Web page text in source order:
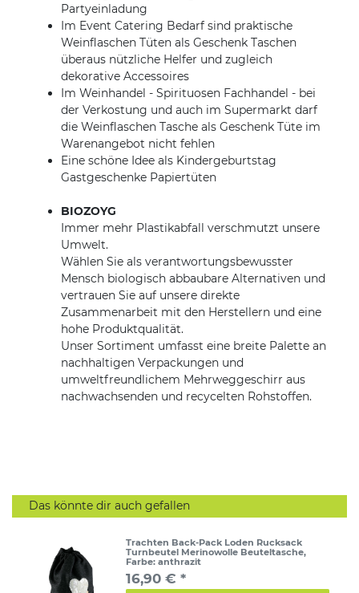
Partyeinladung
Im Event Catering Bedarf sind praktische
Weinflaschen Tüten als Geschenk Taschen
überaus nützliche Helfer und zugleich
dekorative Accessoires
Im Weinhandel - Spirituosen Fachhandel - bei
der Verkostung und auch im Supermarkt darf
die Weinflaschen Tasche als Geschenk Tüte im
Warenangebot nicht fehlen
Eine schöne Idee als Kindergeburtstag
Gastgeschenke Papiertüten
BIOZOYG
Immer mehr Plastikabfall verschmutzt unsere
Umwelt.
Wählen Sie als verantwortungsbewusster
Mensch biologisch abbaubare Alternativen und
vertrauen Sie auf unsere direkte
Zusammenarbeit mit den Herstellern und eine
hohe Produktqualität.
Unser Sortiment umfasst eine breite Palette an
nachhaltigen Verpackungen und
umweltfreundlichem Mehrweggeschirr aus
nachwachsenden und recycelten Rohstoffen.
Das könnte dir auch gefallen
Trachten Back-Pack Loden Rucksack
Turnbeutel Merinowolle Beuteltasche,
Farbe: anthrazit
16,90 € *